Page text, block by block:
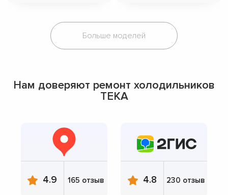
Больше моделей
Нам доверяют ремонт холодильников
TEKA
4.9 165 отзыв 4.8 230 отзыв